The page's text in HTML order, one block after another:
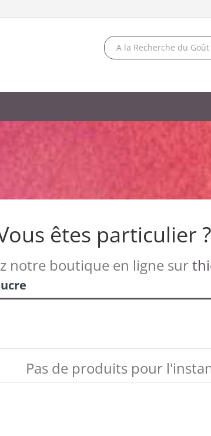
êtes particulier ?
notre boutique en ligne sur
Pas de produits pour